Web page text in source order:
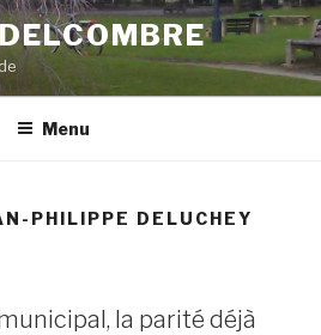
Menu
PHILIPPE DELUCHEY
la parité déjà